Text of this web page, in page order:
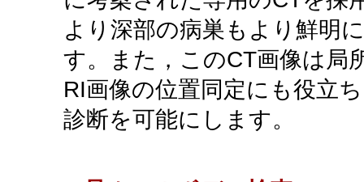
より深部の病巣もより鮮明
す。また，このCT画像は局
RI画像の位置同定にも役立
診断を可能にします。